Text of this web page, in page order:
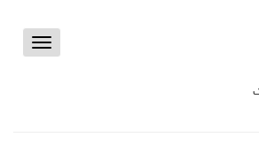
Toggle